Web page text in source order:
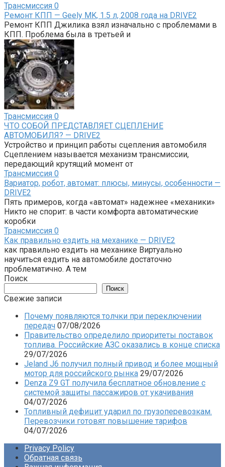
Трансмиссия 0
Ремонт КПП — Geely MK, 1.5 л, 2008 года на DRIVE2
Ремонт КПП Джилика взял изначально с проблемами в
КПП. Проблема была в третьей и
Трансмиссия 0
ЧТО СОБОЙ ПРЕДСТАВЛЯЕТ СЦЕПЛЕНИЕ
АВТОМОБИЛЯ? — DRIVE2
Устройство и принцип работы сцепления автомобиля
Сцеплением называется механизм трансмиссии,
передающий крутящий момент от
Трансмиссия 0
Вариатор, робот, автомат: плюсы, минусы, особенности —
DRIVE2
Пять примеров, когда «автомат» надежнее «механики»
Никто не спорит: в части комфорта автоматические
коробки
Трансмиссия 0
Как правильно ездить на механике — DRIVE2
как правильно ездить на механике Виртуально
научиться ездить на автомобиле достаточно
проблематично. А тем
Поиск
Поиск
Свежие записи
Почему появляются толчки при переключении
передач 07/08/2026
Правительство определило приоритеты поставок
топлива. Российские АЗС оказались в конце списка
29/07/2026
Jeland J6 получил полный привод и более мощный
мотор для российского рынка 29/07/2026
Denza Z9 GT получила бесплатное обновление с
системой защиты пассажиров от укачивания
04/07/2026
Топливный дефицит ударил по грузоперевозкам.
Перевозчики готовят повышение тарифов
04/07/2026
Privacy Policy
Обратная связь